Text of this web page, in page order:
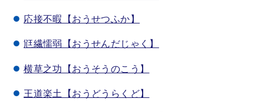
応接不暇【おうせつふか】
尩繊懦弱【おうせんだじゃく】
横草之功【おうそうのこう】
王道楽土【おうどうらくど】